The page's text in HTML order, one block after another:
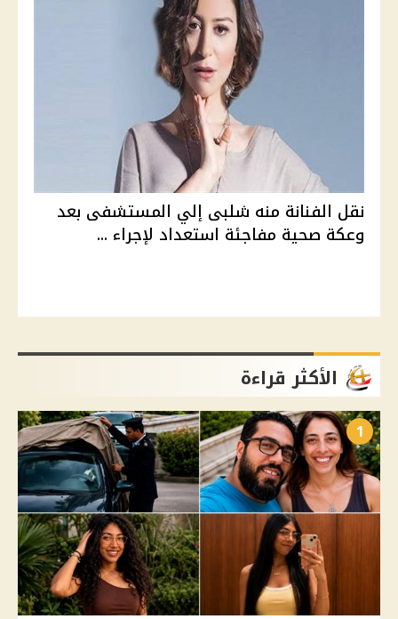
نقل الفنانة منه شلبى إلي المستشفى بعد
وعكة صحية مفاجئة استعداد لإجراء ...
الأكثر قراءة
1